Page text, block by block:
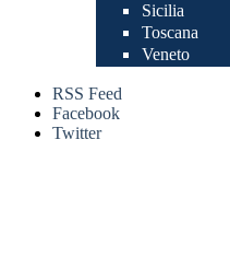
Sicilia
Toscana
Veneto
RSS Feed
Facebook
Twitter